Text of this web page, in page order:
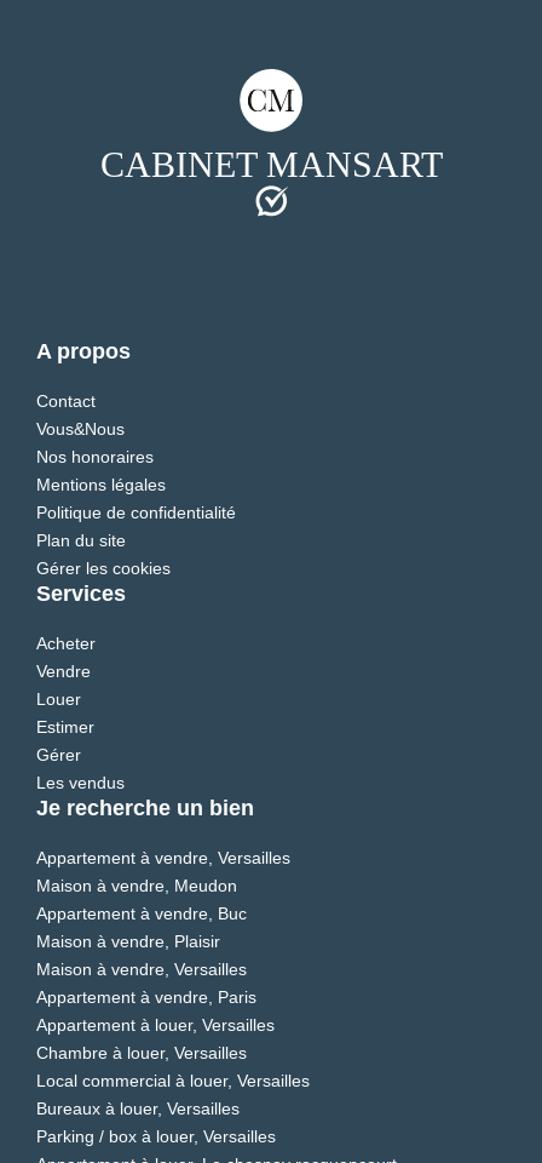
CABINET MANSART
A propos
Contact
Vous&Nous
Nos honoraires
Mentions légales
Politique de confidentialité
Plan du site
Gérer les cookies
Services
Acheter
Vendre
Louer
Estimer
Gérer
Les vendus
Je recherche un bien
Appartement à vendre, Versailles
Maison à vendre, Meudon
Appartement à vendre, Buc
Maison à vendre, Plaisir
Maison à vendre, Versailles
Appartement à vendre, Paris
Appartement à louer, Versailles
Chambre à louer, Versailles
Local commercial à louer, Versailles
Bureaux à louer, Versailles
Parking / box à louer, Versailles